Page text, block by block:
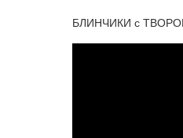
БЛИНЧИКИ с